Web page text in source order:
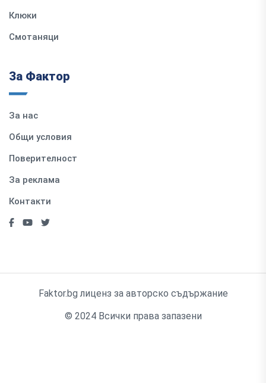
Клюки
Смотаняци
За Фактор
За нас
Общи условия
Поверителност
За реклама
Контакти
Faktor.bg лиценз за авторско съдържание
© 2024 Всички права запазени